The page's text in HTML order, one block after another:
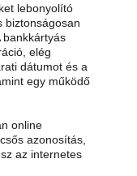
lebonyolító
biztonságosan
bankkártyás
elég
dátumot és a
egy működő
online
azonosítás,
az internetes